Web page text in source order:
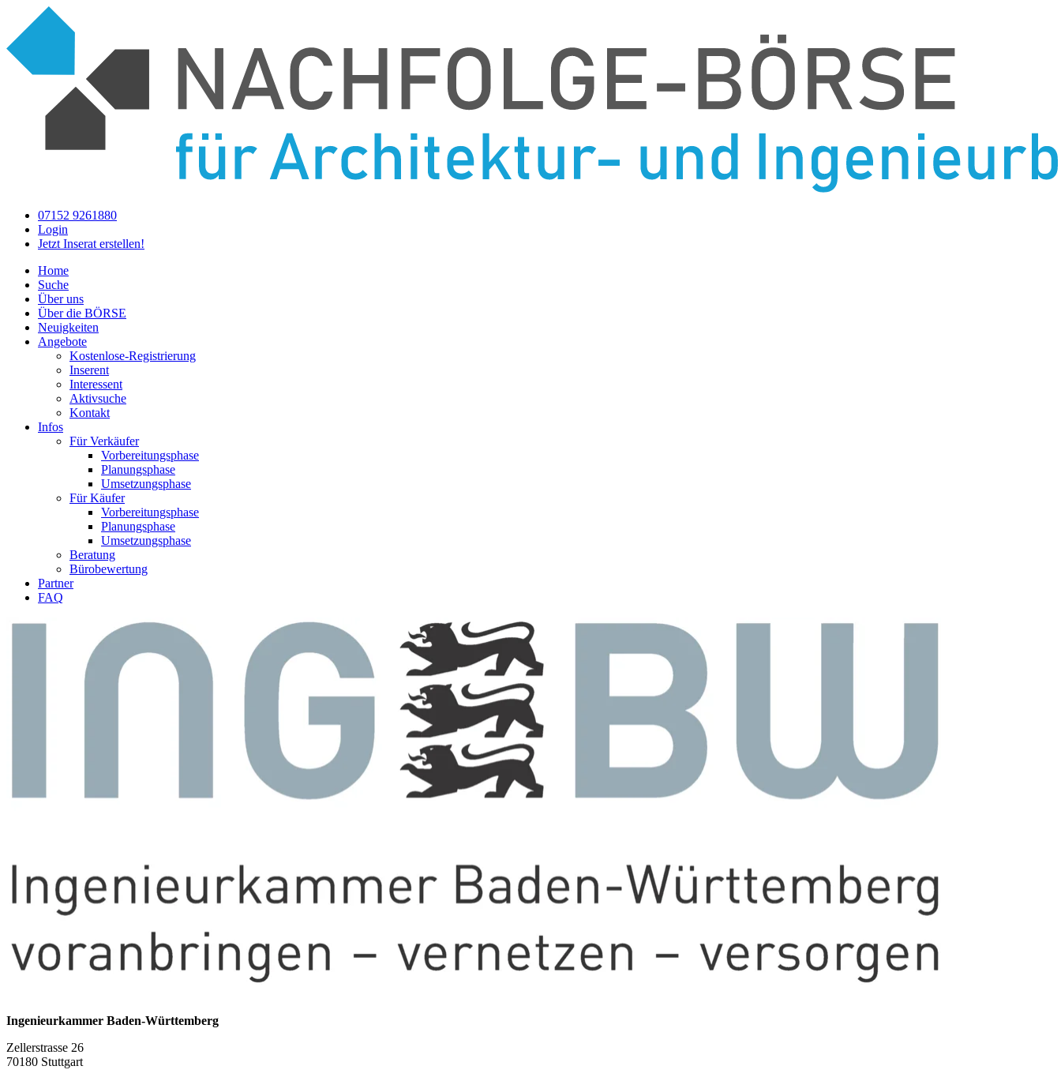
07152 9261880
Login
Jetzt Inserat erstellen!
Home
Suche
Über uns
Über die BÖRSE
Neuigkeiten
Angebote
Kostenlose-Registrierung
Inserent
Interessent
Aktivsuche
Kontakt
Infos
Für Verkäufer
Vorbereitungsphase
Planungsphase
Umsetzungsphase
Für Käufer
Vorbereitungsphase
Planungsphase
Umsetzungsphase
Beratung
Bürobewertung
Partner
FAQ
Ingenieurkammer Baden-Württemberg
Zellerstrasse 26
70180 Stuttgart
Cookie-Einstellungen